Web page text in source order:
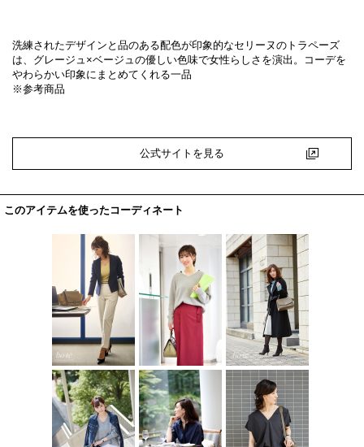
洗練されたデザインと品のある配色が印象的なセリーヌのトラペーズ
は、グレージュ×ベージュの優しい色味で女性らしさを演出。コーデを
やわらかい印象にまとめてくれる一品
※参考商品
公式サイトを見る
このアイテムを使ったコーディネート